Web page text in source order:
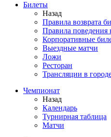
Билеты
Назад
Правила возврата
Правила поведения
Корпоративные
Выездные матчи
Ложи
Ресторан
Трансляции в
Чемпионат
Назад
Календарь
Турнирная таблица
Матчи